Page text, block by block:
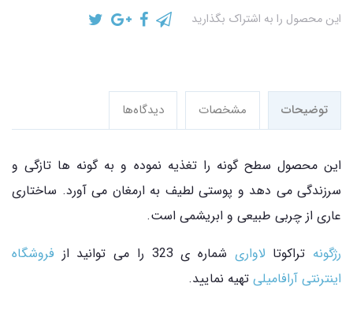
این محصول را به اشتراک بگذارید
توضیحات مشخصات دیدگاه‌ها
این محصول سطح گونه را تغذیه نموده و به گونه ها تازگی و
سرزندگی می دهد و پوستی لطیف به ارمغان می آورد. ساختاری
عاری از چربی طبیعی و ابریشمی است.
رژگونه تراکوتا لاواری شماره ی 323 را می توانید از
فروشگاه
اینترنتی آرافامیلی تهیه نمایید.